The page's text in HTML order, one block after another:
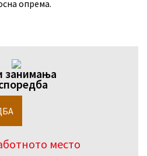
опрема.
занимања
место